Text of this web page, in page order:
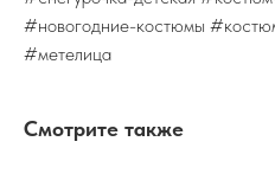
#новогодние-костюмы
#метелица
Смотрите также